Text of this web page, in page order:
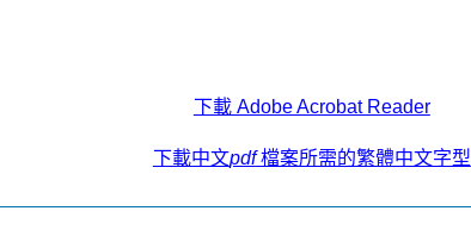
下載 Adobe Acrobat Reader
下載中文pdf檔案所需的繁體中文字型